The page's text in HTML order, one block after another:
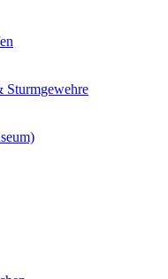
Sturmgewehre